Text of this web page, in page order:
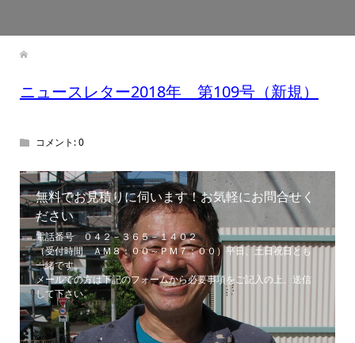
ニュースレター2018年 第109号（新規）
コメント:0
無料でお見積りに伺います！お気軽にお問合せく
ださい
電話番号 ０４２－３６５－１４０２
（受付時間 ＡＭ８：００～ＰＭ７：００）平日、土日祝日とも
一緒です。
メールでの方は下記のフォームから必要事項をご記入の上、送信
して下さい。